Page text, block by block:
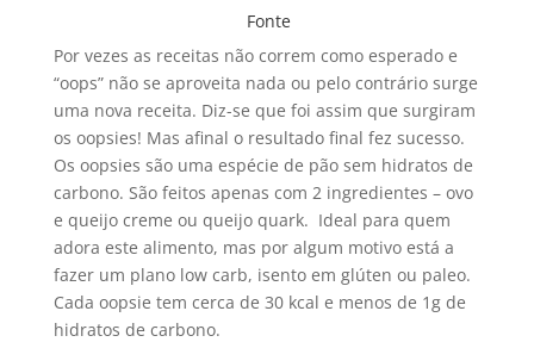
Fonte
Por vezes as receitas não correm como esperado e
“oops” não se aproveita nada ou pelo contrário surge
uma nova receita. Diz-se que foi assim que surgiram
os oopsies! Mas afinal o resultado final fez sucesso.
Os oopsies são uma espécie de pão sem hidratos de
carbono. São feitos apenas com 2 ingredientes – ovo
e queijo creme ou queijo quark. Ideal para quem
adora este alimento, mas por algum motivo está a
fazer um plano low carb, isento em glúten ou paleo.
Cada oopsie tem cerca de 30 kcal e menos de 1g de
hidratos de carbono.